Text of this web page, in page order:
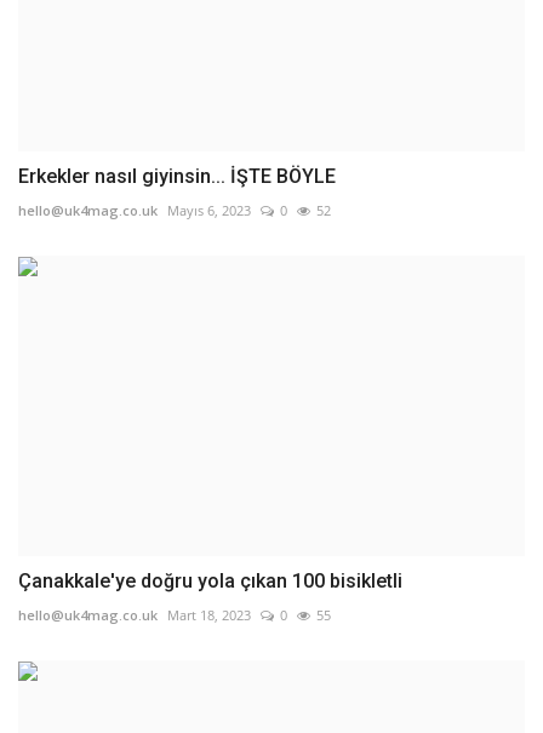
Erkekler nasıl giyinsin... İŞTE BÖYLE
hello@uk4mag.co.uk Mayıs 6, 2023 0 52
Çanakkale'ye doğru yola çıkan 100 bisikletli
hello@uk4mag.co.uk Mart 18, 2023 0 55